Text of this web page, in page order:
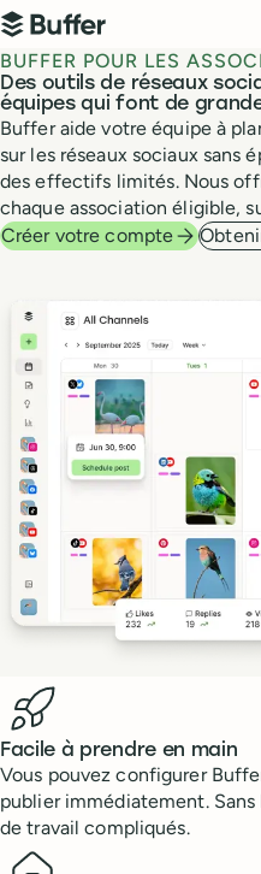
Navigation principale
Buffer
BUFFER POUR LES
Des outils de réseaux
équipes qui font de
Buffer aide votre équipe à
sur les réseaux sociaux sans
des effectifs limités. Nous
chaque association éligible,
Créer votre compte
Benefits
Facile à prendre en main
Vous pouvez configurer
publier immédiatement.
de travail compliqués.